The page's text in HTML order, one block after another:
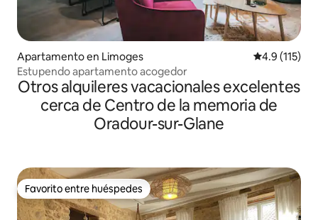
Apartamento en Limoges Calificación
4.9 (115)
Estupendo apartamento acogedor
Otros alquileres vacacionales excelentes
cerca de Centro de la memoria de
Oradour-sur-Glane
Favorito entre huéspedes
Favorito entre huéspedes